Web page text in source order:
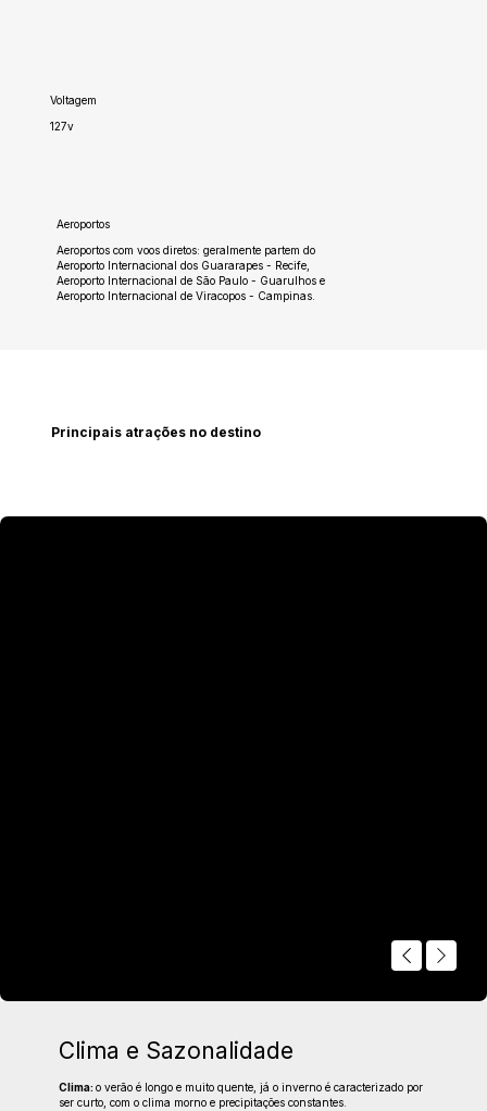
Clima e Sazonalidade
Clima:o verão é longo e muito quente, já o inverno é caracterizado por
ser curto, com o clima morno e precipitações constantes.
Principais atrações no destino
Voltagem
127v
Aeroportos
Aeroportos com voos diretos: geralmente partem do
Aeroporto Internacional dos Guararapes - Recife,
Aeroporto Internacional de São Paulo - Guarulhos e
Aeroporto Internacional de Viracopos - Campinas.